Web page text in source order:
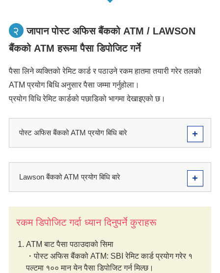
२
जापान पोस्ट अफिस बैंकको ATM / LAWSON
बैंकको ATM हरूमा पैसा डिपोजिट गर्ने
पैसा लिने व्यक्तिको रेमिट कार्ड र पठाउने रकम हातमा तयारी गरेर तलको
ATM प्रयोग बिधि अनुसार पैसा जम्मा गर्नुहोला।
प्रयोग विधि रेमिट कार्डको पछाडिको भागमा देखाइएको छ।
पोस्ट अफिस बैंकको ATM प्रयोग बिधि बारे
Lawson बैंकको ATM प्रयोग बिधि बारे
रकम डिपोजिट गर्दा ध्यान दिनुपर्ने कुराहरू
ATM बाट पैसा पठाउदाको सिमा
・पोस्ट अफिस बैंकको ATM: SBI रेमिट कार्ड प्रयोग गरेर १
पल्टमा १०० मान येन पैसा डिपोजिट गर्न मिल्छ।